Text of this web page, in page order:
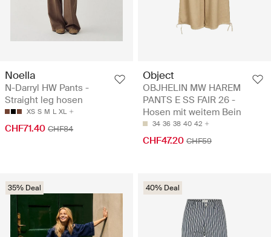
Noella
N-Darryl HW Pants -
Straight leg hosen
XS S M L XL
CHF71.40 CHF84
Object
OBJHELIN MW HAREM
PANTS E SS FAIR 26 -
Hosen mit weitem Bein
34 36 38 40 42
CHF47.20 CHF59
35% Deal 40% Deal